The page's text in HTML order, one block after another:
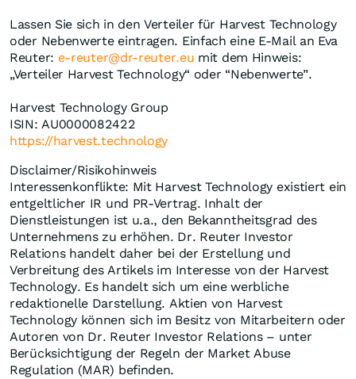
Lassen Sie sich in den Verteiler für Harvest Technology
oder Nebenwerte eintragen. Einfach eine E-Mail an Eva
Reuter: e-reuter@dr-reuter.eu mit dem Hinweis:
„Verteiler Harvest Technology“ oder “Nebenwerte”.
Harvest Technology Group
ISIN: AU0000082422
https://harvest.technology
Disclaimer/Risikohinweis
Interessenkonflikte: Mit Harvest Technology existiert ein
entgeltlicher IR und PR-Vertrag. Inhalt der
Dienstleistungen ist u.a., den Bekanntheitsgrad des
Unternehmens zu erhöhen. Dr. Reuter Investor
Relations handelt daher bei der Erstellung und
Verbreitung des Artikels im Interesse von der Harvest
Technology. Es handelt sich um eine werbliche
redaktionelle Darstellung. Aktien von Harvest
Technology können sich im Besitz von Mitarbeitern oder
Autoren von Dr. Reuter Investor Relations – unter
Berücksichtigung der Regeln der Market Abuse
Regulation (MAR) befinden.